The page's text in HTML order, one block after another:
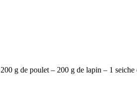
g de poulet – 200 g de lapin – 1